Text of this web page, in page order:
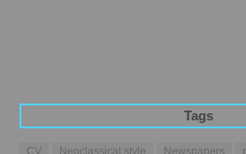
Tags
CV Neoclassical style Newspapers